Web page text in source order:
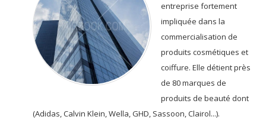
entreprise fortement
impliquée dans la
commercialisation de
produits cosmétiques et
coiffure. Elle détient près
de 80 marques de
produits de beauté dont
(Adidas, Calvin Klein, Wella, GHD, Sassoon, Clairol...).